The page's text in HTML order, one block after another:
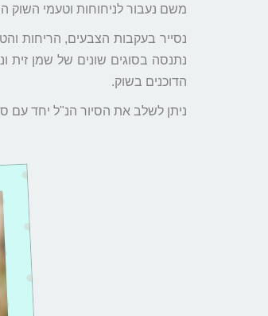
משם נעבור לניחוחות וטעמי השוק
נסייר בעקבות הצבעים, הריחות
נתנסה בסוגים שונים של שמן זית
הדוכנים בשוק.
ניתן לשלב את הסיור הנ"ל יחד עם